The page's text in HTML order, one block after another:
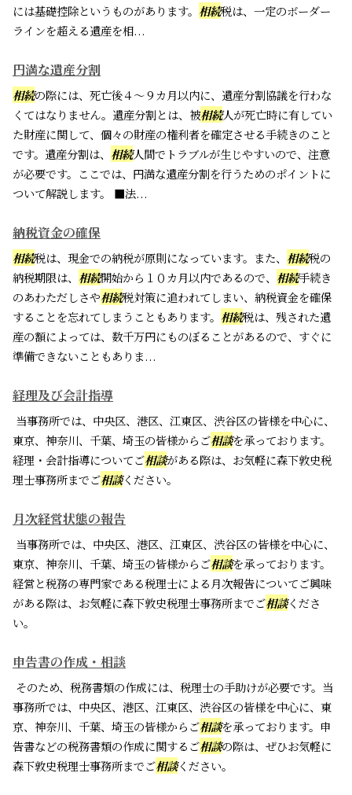
には基礎控除というものがあります。 相続税は、一定のボーダー
ラインを超える遺産を相...
円満な遺産分割
相続の際には、死亡後４～９カ月以内に、遺産分割協議を行わな
くてはなりません。遺産分割とは、被相続人が死亡時に有してい
た財産に関して、個々の財産の権利者を確定させる手続きのこと
です。遺産分割は、 相続人間でトラブルが生じやすいので、注意
が必要です。ここでは、円満な遺産分割を行うためのポイントに
ついて解説します。 ■法...
納税資金の確保
相続税は、現金での納税が原則になっています。また、 相続税の
納税期限は、 相続開始から１０カ月以内であるので、 相続手続き
のあわただしさや相続税対策に追われてしまい、納税資金を確保
することを忘れてしまうこともあります。 相続税は、残された遺
産の額によっては、数千万円にものぼることがあるので、すぐに
準備できないこともありま...
経理及び会計指導
当事務所では、中央区、港区、江東区、渋谷区の皆様を中心に、
東京、神奈川、千葉、埼玉の皆様からご相談を承っております。
経理・会計指導についてご相談がある際は、お気軽に森下敦史税
理士事務所までご相談ください。
月次経営状態の報告
当事務所では、中央区、港区、江東区、渋谷区の皆様を中心に、
東京、神奈川、千葉、埼玉の皆様からご相談を承っております。
経営と税務の専門家である税理士による月次報告についてご興味
がある際は、お気軽に森下敦史税理士事務所までご相談くださ
い。
申告書の作成・相談
そのため、税務書類の作成には、税理士の手助けが必要です。当
事務所では、中央区、港区、江東区、渋谷区の皆様を中心に、東
京、神奈川、千葉、埼玉の皆様からご相談を承っております。申
告書などの税務書類の作成に関するご相談の際は、ぜひお気軽に
森下敦史税理士事務所までご相談ください。